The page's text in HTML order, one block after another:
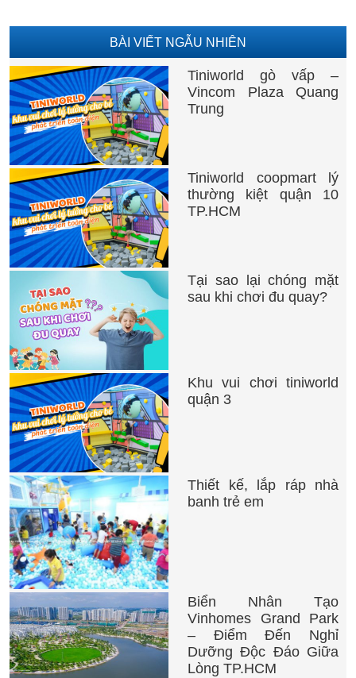
BÀI VIẾT NGẪU NHIÊN
Tiniworld gò vấp –
Vincom Plaza Quang
Trung
Tiniworld coopmart lý
thường kiệt quận 10
TP.HCM
Tại sao lại chóng mặt
sau khi chơi đu quay?
Khu vui chơi tiniworld
quận 3
Thiết kế, lắp ráp nhà
banh trẻ em
Biển Nhân Tạo
Vinhomes Grand Park
– Điểm Đến Nghỉ
Dưỡng Độc Đáo Giữa
Lòng TP.HCM